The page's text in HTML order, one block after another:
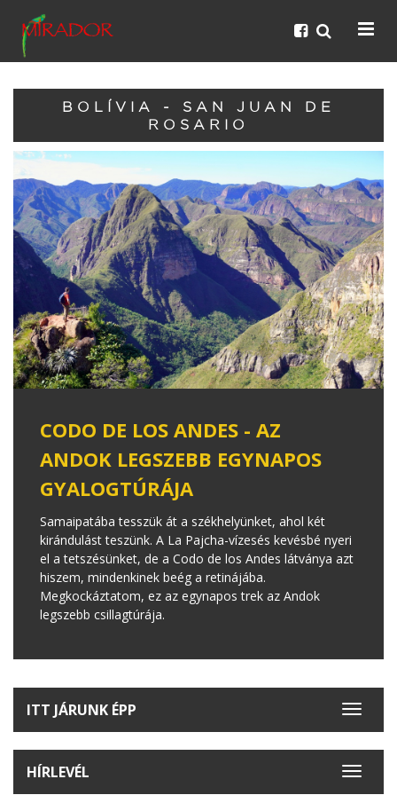
BOLÍVIA - SAN JUAN DE
ROSARIO
CODO DE LOS ANDES - AZ
ANDOK LEGSZEBB EGYNAPOS
GYALOGTÚRÁJA
Samaipatába tesszük át a székhelyünket, ahol két
kirándulást teszünk. A La Pajcha-vízesés kevésbé nyeri
el a tetszésünket, de a Codo de los Andes látványa azt
hiszem, mindenkinek beég a retinájába.
Megkockáztatom, ez az egynapos trek az Andok
legszebb csillagtúrája.
Toggle
ITT JÁRUNK ÉPP
Toggle
HÍRLEVÉL